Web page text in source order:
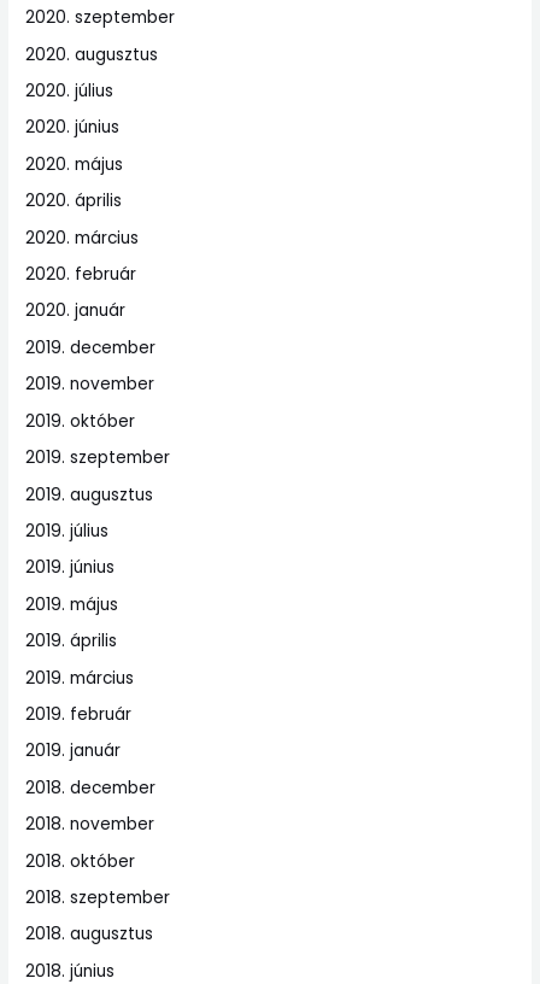
2020. szeptember
2020. augusztus
2020. július
2020. június
2020. május
2020. április
2020. március
2020. február
2020. január
2019. december
2019. november
2019. október
2019. szeptember
2019. augusztus
2019. július
2019. június
2019. május
2019. április
2019. március
2019. február
2019. január
2018. december
2018. november
2018. október
2018. szeptember
2018. augusztus
2018. június